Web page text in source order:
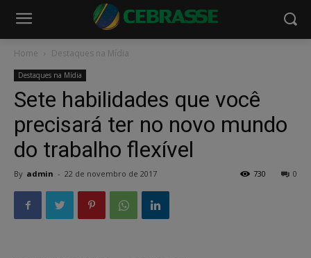
Home Destaques na Mídia
Destaques na Mídia
Sete habilidades que você
precisará ter no novo mundo
do trabalho flexível
By admin - 22 de novembro de 2017 0
730